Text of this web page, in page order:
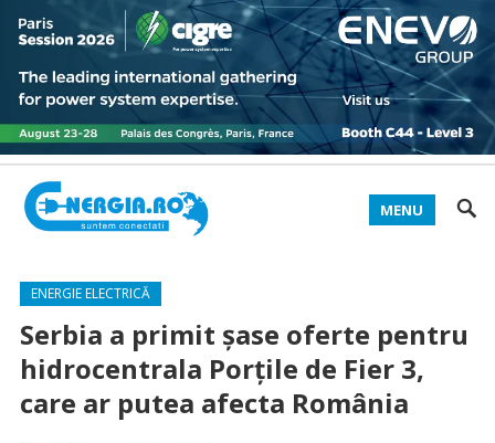
MENU
ENERGIE ELECTRICĂ
Serbia a primit șase oferte pentru
hidrocentrala Porțile de Fier 3,
care ar putea afecta România